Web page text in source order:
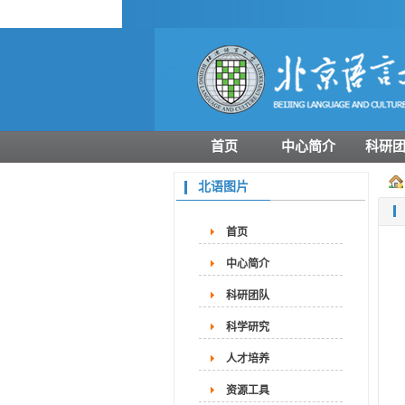
首页 中心简介 科研
北语图片
首页
中心简介
科研团队
科学研究
人才培养
资源工具